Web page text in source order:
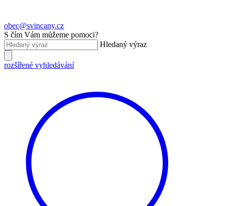
obec@svincany.cz
S čím Vám můžeme pomoci?
Hledaný výraz
rozšířené vyhledávání